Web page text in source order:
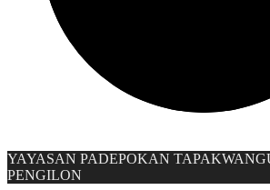
YAYASAN PADEPOKAN
PENGILON